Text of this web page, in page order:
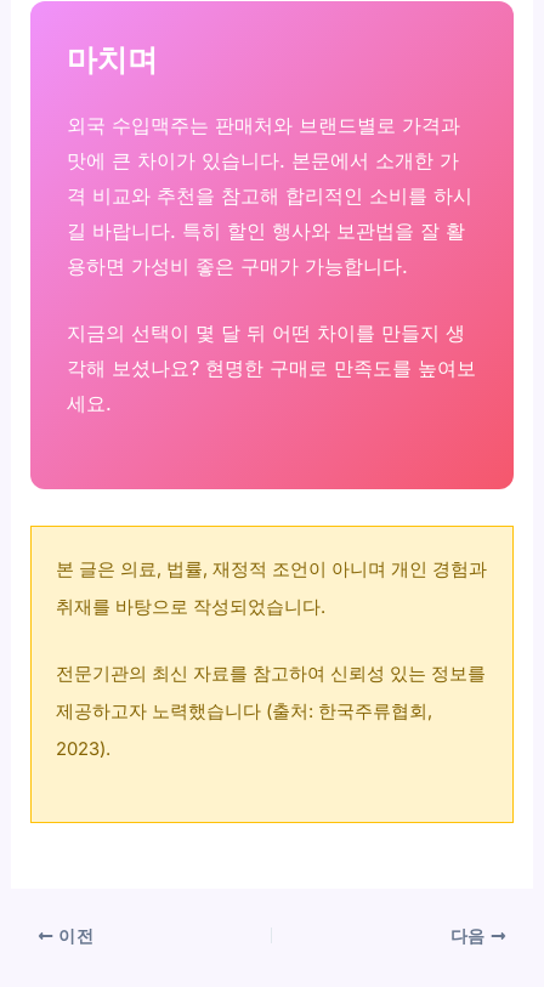
마치며
외국 수입맥주는 판매처와 브랜드별로 가격과
맛에 큰 차이가 있습니다. 본문에서 소개한 가
격 비교와 추천을 참고해 합리적인 소비를 하시
길 바랍니다. 특히 할인 행사와 보관법을 잘 활
용하면 가성비 좋은 구매가 가능합니다.
지금의 선택이 몇 달 뒤 어떤 차이를 만들지 생
각해 보셨나요? 현명한 구매로 만족도를 높여보
세요.
본 글은 의료, 법률, 재정적 조언이 아니며 개인 경험과
취재를 바탕으로 작성되었습니다.
전문기관의 최신 자료를 참고하여 신뢰성 있는 정보를
제공하고자 노력했습니다 (출처: 한국주류협회,
2023).
이전 다음